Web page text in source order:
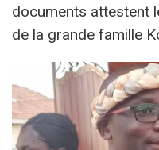
documents attestent
de la grande famille